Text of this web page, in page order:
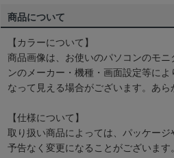
商品について
【カラーについて】
商品画像は、お使いのパソコンのモニ
ンのメーカー・機種・画面設定等に
なって見える場合がございます。あら
【仕様について】
取り扱い商品によっては、パッケー
予告なく変更になることがございます。